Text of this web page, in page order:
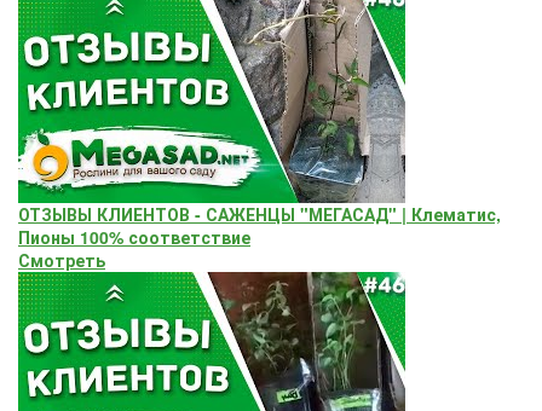
ОТЗЫВЫ КЛИЕНТОВ - САЖЕНЦЫ "МЕГАСАД" | Клематис,
Пионы 100% соответствие
Смотреть